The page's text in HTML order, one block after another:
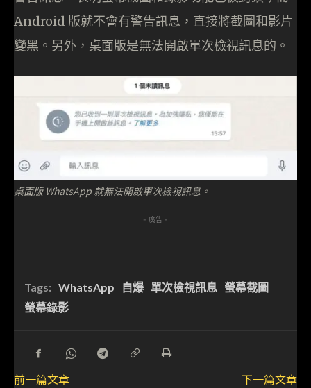
Android 版就不會有警告訊息，直接將截圖和影片
變黑。另外，桌面版是無法開啟單次檢視訊息的。
桌面版 WhatsApp 就無法開啟單次檢視訊息。
- 廣告 -
Tags: WhatsApp 自爆 單次檢視訊息 螢幕截圖
螢幕錄影
前一篇文章
下一篇文章